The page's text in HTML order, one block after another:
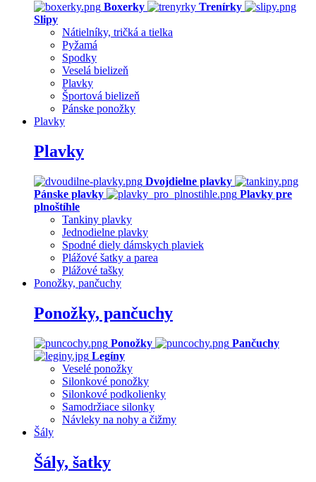
Boxerky
Trenírky
Slipy
Nátielníky, tričká a tielka
Pyžamá
Spodky
Veselá bielizeň
Plavky
Športová bielizeň
Pánske ponožky
Plavky
Plavky
Dvojdielne plavky
Pánske plavky
Plavky pre
plnoštíhle
Tankiny plavky
Jednodielne plavky
Spodné diely dámskych plaviek
Plážové šatky a parea
Plážové tašky
Ponožky, pančuchy
Ponožky, pančuchy
Ponožky
Pančuchy
Legíny
Veselé ponožky
Silonkové ponožky
Silonkové podkolienky
Samodržiace silonky
Návleky na nohy a čižmy
Šály
Šály, šatky